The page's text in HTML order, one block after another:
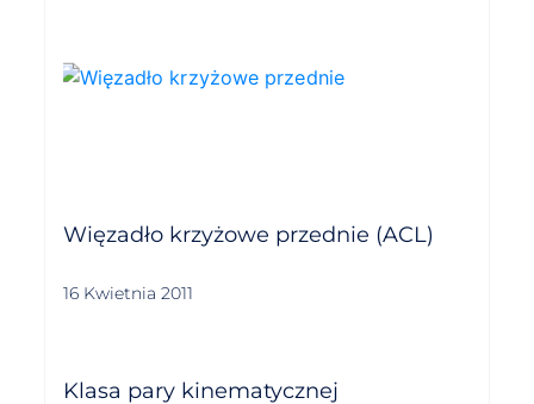
Więzadło krzyżowe przednie (ACL)
16 Kwietnia 2011
Klasa pary kinematycznej